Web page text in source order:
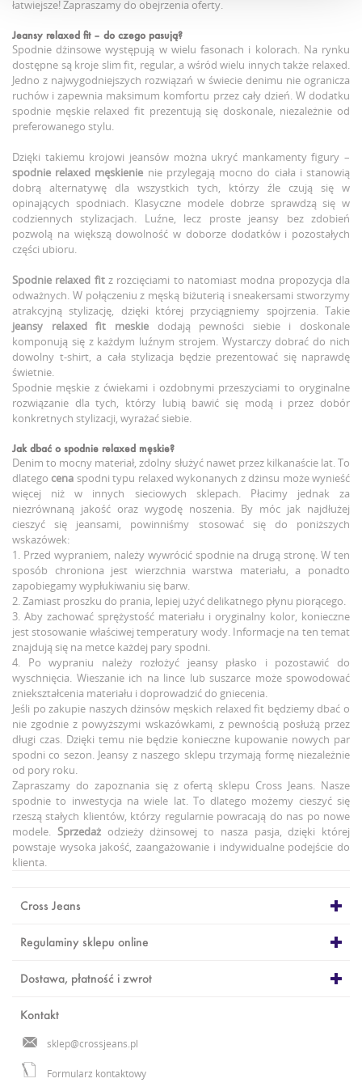
łatwiejsze! Zapraszamy do obejrzenia oferty.
Jeansy relaxed fit – do czego pasują?
Spodnie dżinsowe występują w wielu fasonach i kolorach. Na rynku
dostępne są kroje slim fit, regular, a wśród wielu innych także relaxed.
Jedno z najwygodniejszych rozwiązań w świecie denimu nie ogranicza
ruchów i zapewnia maksimum komfortu przez cały dzień. W dodatku
spodnie męskie relaxed fit prezentują się doskonale, niezależnie od
preferowanego stylu.
Dzięki takiemu krojowi jeansów można ukryć mankamenty figury –
spodnie relaxed męskienie nie przylegają mocno do ciała i stanowią
dobrą alternatywę dla wszystkich tych, którzy źle czują się w
opinających spodniach. Klasyczne modele dobrze sprawdzą się w
codziennych stylizacjach. Luźne, lecz proste jeansy bez zdobień
pozwolą na większą dowolność w doborze dodatków i pozostałych
części ubioru.
Spodnie relaxed fitz rozcięciami to natomiast modna propozycja dla
odważnych. W połączeniu z męską biżuterią i sneakersami stworzymy
atrakcyjną stylizację, dzięki której przyciągniemy spojrzenia. Takie
jeansy relaxed fit meskiedodają pewności siebie i doskonale
komponują się z każdym luźnym strojem. Wystarczy dobrać do nich
dowolny t-shirt, a cała stylizacja będzie prezentować się naprawdę
świetnie.
Spodnie męskie z ćwiekami i ozdobnymi przeszyciami to oryginalne
rozwiązanie dla tych, którzy lubią bawić się modą i przez dobór
konkretnych stylizacji, wyrażać siebie.
Jak dbać o spodnie relaxed męskie?
Denim to mocny materiał, zdolny służyć nawet przez kilkanaście lat. To
dlatego cena spodni typu relaxed wykonanych z dżinsu może wynieść
więcej niż w innych sieciowych sklepach. Płacimy jednak za
niezrównaną jakość oraz wygodę noszenia. By móc jak najdłużej
cieszyć się jeansami, powinniśmy stosować się do poniższych
wskazówek:
1. Przed wypraniem, należy wywrócić spodnie na drugą stronę. W ten
sposób chroniona jest wierzchnia warstwa materiału, a ponadto
zapobiegamy wypłukiwaniu się barw.
2. Zamiast proszku do prania, lepiej użyć delikatnego płynu piorącego.
3. Aby zachować sprężystość materiału i oryginalny kolor, konieczne
jest stosowanie właściwej temperatury wody. Informacje na ten temat
znajdują się na metce każdej pary spodni.
4. Po wypraniu należy rozłożyć jeansy płasko i pozostawić do
wyschnięcia. Wieszanie ich na lince lub suszarce może spowodować
zniekształcenia materiału i doprowadzić do gniecenia.
Jeśli po zakupie naszych dżinsów męskich relaxed fit będziemy dbać o
nie zgodnie z powyższymi wskazówkami, z pewnością posłużą przez
długi czas. Dzięki temu nie będzie konieczne kupowanie nowych par
spodni co sezon. Jeansy z naszego sklepu trzymają formę niezależnie
od pory roku.
Zapraszamy do zapoznania się z ofertą sklepu Cross Jeans. Nasze
spodnie to inwestycja na wiele lat. To dlatego możemy cieszyć się
rzeszą stałych klientów, którzy regularnie powracają do nas po nowe
modele. Sprzedażodzieży dżinsowej to nasza pasja, dzięki której
powstaje wysoka jakość, zaangażowanie i indywidualne podejście do
klienta.
Cross Jeans
Regulaminy sklepu online
Dostawa, płatność i zwrot
Kontakt
sklep@crossjeans.pl
Formularz kontaktowy